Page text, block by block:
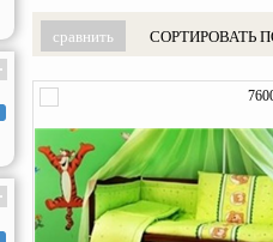
СОРТИРОВАТЬ